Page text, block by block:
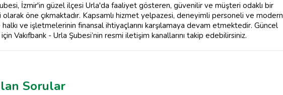
İzmir'in güzel ilçesi Urla'da faaliyet gösteren, güvenilir ve müşteri odaklı bir
olarak öne çıkmaktadır. Kapsamlı hizmet yelpazesi, deneyimli personeli ve modern
ve işletmelerinin finansal ihtiyaçlarını karşılamaya devam etmektedir. Güncel
Vakıfbank - Urla Şubesi’nin resmi iletişim kanallarını takip edebilirsiniz.
Sorular